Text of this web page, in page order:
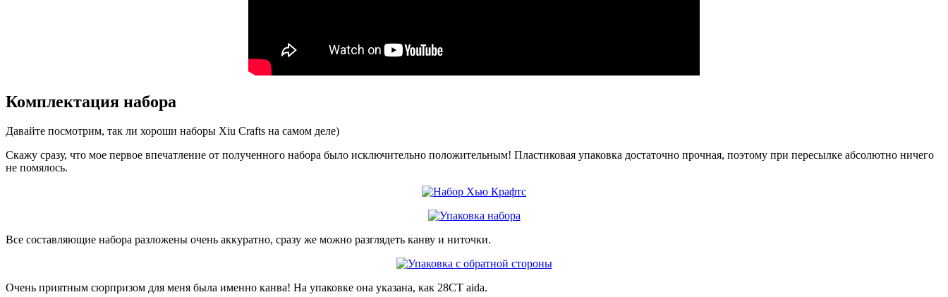
Комплектация набора
Давайте посмотрим, так ли хороши наборы Xiu Crafts на самом деле)
Скажу сразу, что мое первое впечатление от полученного набора было исключительно положительным! Пластиковая упаковка достаточно прочная, поэтому при пересылке абсолютно ничего
не помялось.
Все составляющие набора разложены очень аккуратно, сразу же можно разглядеть канву и ниточки.
Очень приятным сюрпризом для меня была именно канва! На упаковке она указана, как 28CT aida.